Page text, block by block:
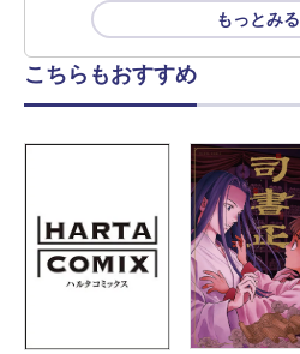
もっとみる
こちらもおすすめ